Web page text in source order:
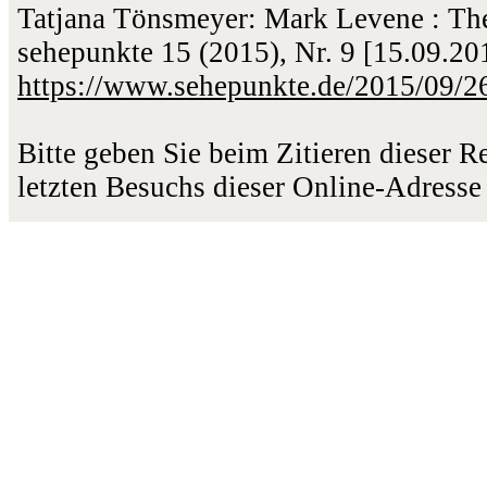
Tatjana Tönsmeyer: Mark Levene :
sehepunkte 15 (2015), Nr. 9
https://www.sehepunkte.de/2015/09/
Bitte geben Sie beim Zitieren dieser
letzten Besuchs dieser Online-Adresse